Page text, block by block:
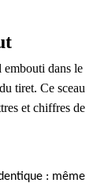
embouti dans le
tiret. Ce sceau
et chiffres de
: même